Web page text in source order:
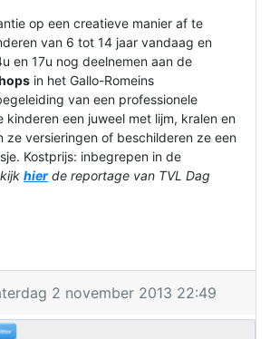
op een creatieve manier af te
van 6 tot 14 jaar vandaag en
en 17u nog deelnemen aan de
in het Gallo-Romeins
van een professionele
kinderen een juweel met lijm, kralen en
ze versieringen of beschilderen ze een
Kostprijs: inbegrepen in de
hier de reportage van TVL Dag
2 november 2013 22:49